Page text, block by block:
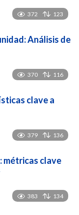
372 123
Análisis de
370 116
clave a
379 136
clave
383 134